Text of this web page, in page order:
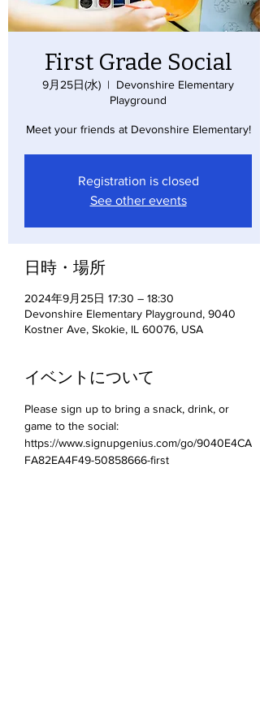
First Grade Social
9月25日(水)
  |
Devonshire Elementary
Playground
Meet your friends at Devonshire Elementary!
Registration is closed
See other events
日時・場所
2024年9月25日 17:30 – 18:30
Devonshire Elementary Playground, 9040
Kostner Ave, Skokie, IL 60076, USA
イベントについて
Please sign up to bring a snack, drink, or
game to the social:
https://www.signupgenius.com/go/9040E4CA
FA82EA4F49-50858666-first